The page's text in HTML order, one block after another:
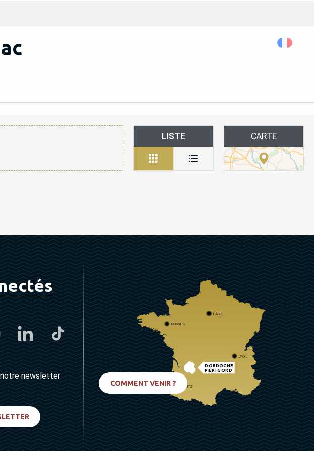
LISTE CARTE
newsletter
DORDOGNE
PÉRIGORD
PARIS
RENNES
LYON
BIARRITZ
COMMENT VENIR ?